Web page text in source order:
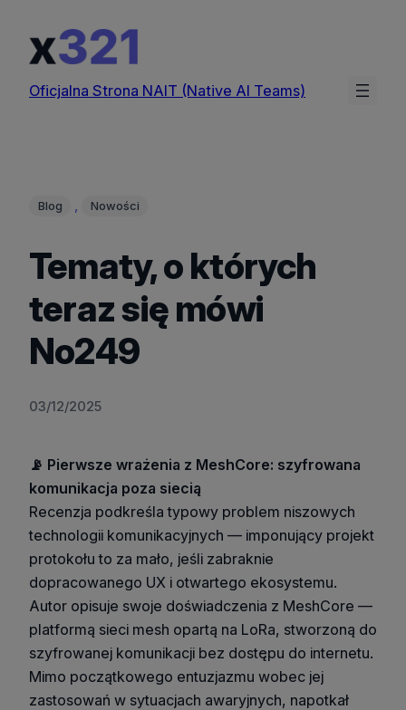
treści
Oficjalna Strona NAIT (Native AI Teams)
Blog , Nowości
Tematy, o których
teraz się mówi
No249
03/12/2025
📡 Pierwsze wrażenia z MeshCore: szyfrowana
komunikacja poza siecią
Recenzja podkreśla typowy problem niszowych
technologii komunikacyjnych — imponujący projekt
protokołu to za mało, jeśli zabraknie
dopracowanego UX i otwartego ekosystemu.
Autor opisuje swoje doświadczenia z MeshCore —
platformą sieci mesh opartą na LoRa, stworzoną do
szyfrowanej komunikacji bez dostępu do internetu.
Mimo początkowego entuzjazmu wobec jej
zastosowań w sytuacjach awaryjnych, napotkał